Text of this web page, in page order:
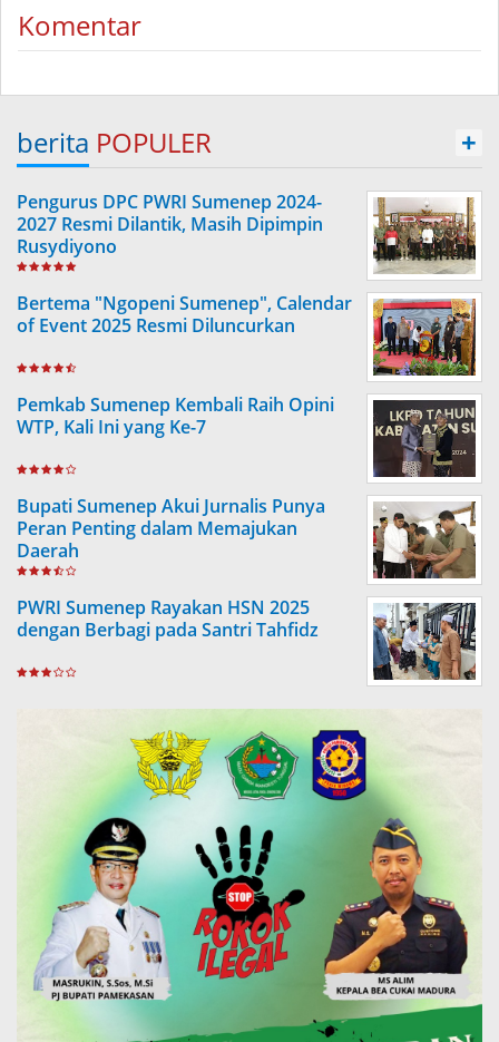
Komentar
berita POPULER +
Pengurus DPC PWRI Sumenep 2024-
2027 Resmi Dilantik, Masih Dipimpin
Rusydiyono
Bertema "Ngopeni Sumenep", Calendar
of Event 2025 Resmi Diluncurkan
Pemkab Sumenep Kembali Raih Opini
WTP, Kali Ini yang Ke-7
Bupati Sumenep Akui Jurnalis Punya
Peran Penting dalam Memajukan
Daerah
PWRI Sumenep Rayakan HSN 2025
dengan Berbagi pada Santri Tahfidz